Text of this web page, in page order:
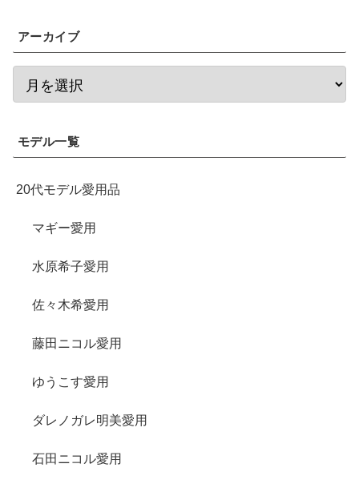
アーカイブ
モデル一覧
20代モデル愛用品
マギー愛用
水原希子愛用
佐々木希愛用
藤田ニコル愛用
ゆうこす愛用
ダレノガレ明美愛用
石田ニコル愛用